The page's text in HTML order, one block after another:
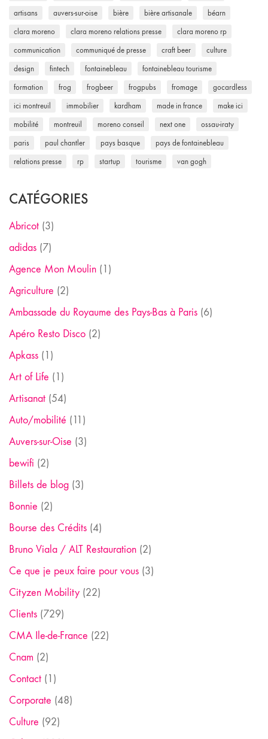
artisans auvers-sur-oise bière bière artisanale béarn
clara moreno clara moreno relations presse clara moreno rp
communication communiqué de presse craft beer culture
design fintech fontainebleau fontainebleau tourisme
formation frog frogbeer frogpubs fromage gocardless
ici montreuil immobilier kardham made in france make ici
mobilité montreuil moreno conseil next one ossau-iraty
paris paul chantler pays basque pays de fontainebleau
relations presse rp startup tourisme van gogh
CATÉGORIES
Abricot (3)
adidas (7)
Agence Mon Moulin (1)
Agriculture (2)
Ambassade du Royaume des Pays-Bas à Paris (6)
Apéro Resto Disco (2)
Apkass (1)
Art of Life (1)
Artisanat (54)
Auto/mobilité (11)
Auvers-sur-Oise (3)
bewifi (2)
Billets de blog (3)
Bonnie (2)
Bourse des Crédits (4)
Bruno Viala / ALT Restauration (2)
Ce que je peux faire pour vous (3)
Cityzen Mobility (22)
Clients (729)
CMA Ile-de-France (22)
Cnam (2)
Contact (1)
Corporate (48)
Culture (92)